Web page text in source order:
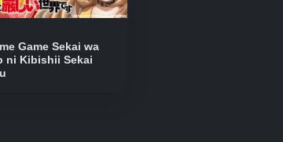
Game Sekai wa
ni Kibishii Sekai